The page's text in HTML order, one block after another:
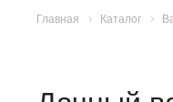
Главная Каталог